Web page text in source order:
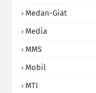
Medan-Giat
Media
MMS
Mobil
MTI